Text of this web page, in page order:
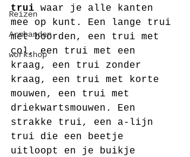
Reizen
Armbanden
workshop
trui waar je alle kanten
mee op kunt. Een lange trui
met boorden, een trui met
col, een trui met een
kraag, een trui zonder
kraag, een trui met korte
mouwen, een trui met
driekwartsmouwen. Een
strakke trui, een a-lijn
trui die een beetje
uitloopt en je buikje